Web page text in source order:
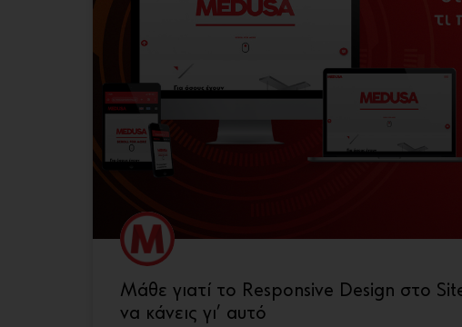
Μάθε γιατί το Responsive Design στο
να κάνεις γι’ αυτό